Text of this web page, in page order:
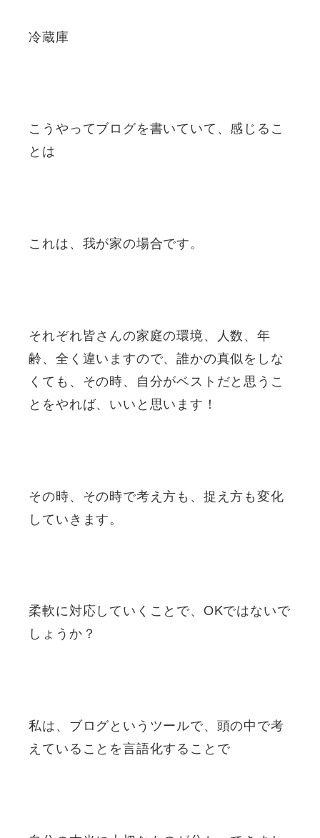
冷蔵庫
こうやってブログを書いていて、感じるこ
とは
これは、我が家の場合です。
それぞれ皆さんの家庭の環境、人数、年
齢、全く違いますので、誰かの真似をしな
くても、その時、自分がベストだと思うこ
とをやれば、いいと思います！
その時、その時で考え方も、捉え方も変化
していきます。
柔軟に対応していくことで、OKではないで
しょうか？
私は、ブログというツールで、頭の中で考
えていることを言語化することで